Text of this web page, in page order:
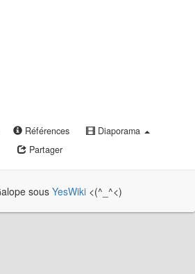
Références
Diaporama
Partager
sous YesWiki<(^_^<)